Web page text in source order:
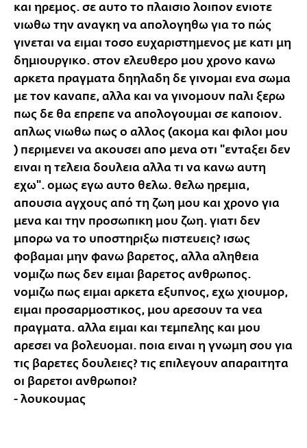
και ηρεμος. σε αυτο το πλαισιο λοιπον ενιοτε
νιωθω την αναγκη να απολογηθω για το πώς
γινεται να ειμαι τοσο ευχαριστημενος με κατι μη
δημιουργικο. στον ελευθερο μου χρονο κανω
αρκετα πραγματα δηηλαδη δε γινομαι ενα σωμα
με τον καναπε, αλλα και να γινομουν παλι ξερω
πως δε θα επρεπε να απολογουμαι σε καποιον.
απλως νιωθω πως ο αλλος (ακομα και φιλοι μου
) περιμενει να ακουσει απο μενα οτι "ενταξει δεν
ειναι η τελεια δουλεια αλλα τι να κανω αυτη
εχω". ομως εγω αυτο θελω. θελω ηρεμια,
απουσια αγχους από τη ζωη μου και χρονο για
μενα και την προσωπικη μου ζωη. γιατι δεν
μπορω να το υποστηριξω πιστευεις? ισως
φοβαμαι μην φανω βαρετος, αλλα αληθεια
νομιζω πως δεν ειμαι βαρετος ανθρωπος.
νομιζω πως ειμαι αρκετα εξυπνος, εχω χιουμορ,
ειμαι προσαρμοστικος, μου αρεσουν τα νεα
πραγματα. αλλα ειμαι και τεμπελης και μου
αρεσει να βολευομαι. ποια ειναι η γνωμη σου για
τις βαρετες δουλειες? τις επιλεγουν απαραιτητα
οι βαρετοι ανθρωποι?
- λουκουμας